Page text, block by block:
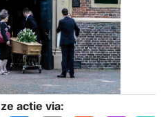
actie via: